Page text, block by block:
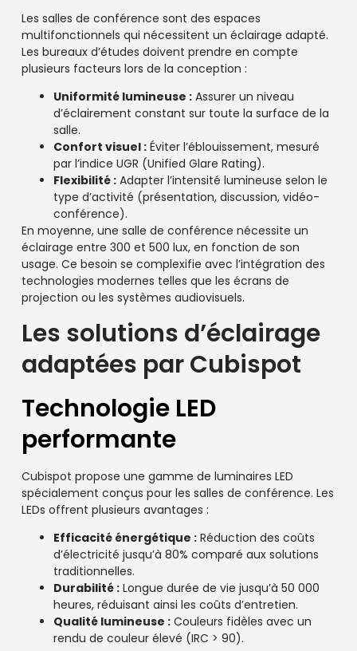
Les salles de conférence sont des espaces
multifonctionnels qui nécessitent un éclairage adapté.
Les bureaux d’études doivent prendre en compte
plusieurs facteurs lors de la conception :
Uniformité lumineuse :Assurer un niveau
d’éclairement constant sur toute la surface de la
salle.
Confort visuel :Éviter l’éblouissement, mesuré
par l’indice UGR (Unified Glare Rating).
Flexibilité :Adapter l’intensité lumineuse selon le
type d’activité (présentation, discussion, vidéo-
conférence).
En moyenne, une salle de conférence nécessite un
éclairage entre 300 et 500 lux, en fonction de son
usage. Ce besoin se complexifie avec l’intégration des
technologies modernes telles que les écrans de
projection ou les systèmes audiovisuels.
Les solutions d’éclairage
adaptées par Cubispot
Technologie LED
performante
Cubispot propose une gamme de luminaires LED
spécialement conçus pour les salles de conférence. Les
LEDs offrent plusieurs avantages :
Efficacité énergétique :Réduction des coûts
d’électricité jusqu’à 80% comparé aux solutions
traditionnelles.
Durabilité :Longue durée de vie jusqu’à 50 000
heures, réduisant ainsi les coûts d’entretien.
Qualité lumineuse :Couleurs fidèles avec un
rendu de couleur élevé (IRC > 90).